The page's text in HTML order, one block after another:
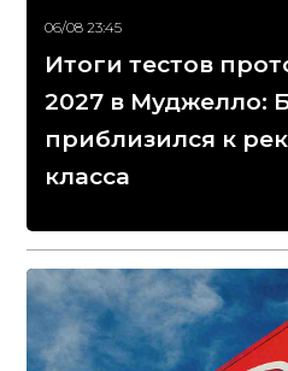
06/08 23:45
Итоги тестов
2027 в Муджелло:
приблизился к
класса